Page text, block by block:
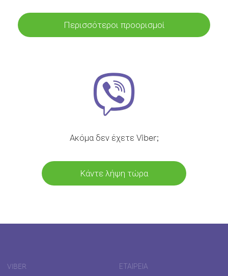
Περισσότεροι προορισμοί
Ακόμα δεν έχετε Viber;
Κάντε λήψη τώρα
VIBER ΕΤΑΙΡΕΊΑ